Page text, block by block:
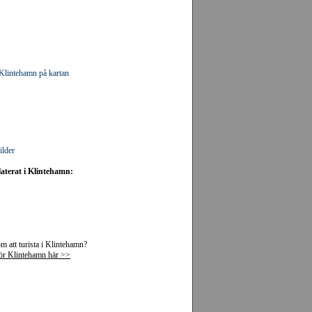
på kartan
i Klintehamn:
att turista i Klintehamn?
Klintehamn här >>